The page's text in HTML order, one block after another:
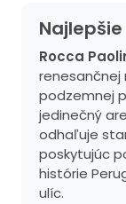
Rocca
renesančnej
podzemnej
jedinečný
odhaľuje
poskytujúc
histórie
ulíc.